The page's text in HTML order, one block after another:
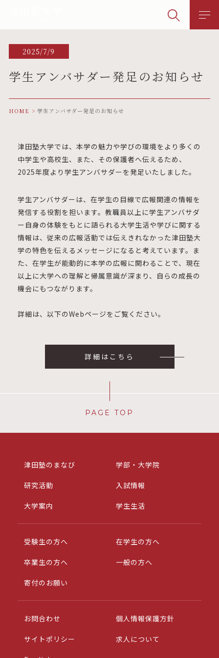
2025/7/9
学生アンバサダー発足のお知らせ
HOME 学生アンバサダー発足のお知らせ
津田塾大学では、本学の魅力や学びの環境をより多くの
中学生や高校生、また、その保護者へ伝えるため、
2025年度より学生アンバサダーを発足いたしました。
学生アンバサダーは、在学生の目線で広報関連の情報を
発信する役割を担います。教職員以上に学生アンバサダ
ー自身の体験をもとに語られる大学生活や学びに関する
情報は、従来の広報活動では伝えきれなかった津田塾大
学の特色を伝えるメッセージになると考えています。ま
た、在学生が能動的に本学の広報に関わることで、現在
以上に大学への理解と帰属意識が深まり、自らの成長の
機会にもつながります。
詳細は、以下のWebページをご覧ください。
詳細はこちら
PAGE TOP
津田塾のまなび 学部・大学院
研究活動 入試情報
大学案内 学生生活
受験生の方へ 在学生の方へ
卒業生の方へ 一般の方へ
寄付のお願い
お問合わせ 個人情報保護方針
サイトポリシー 求人について